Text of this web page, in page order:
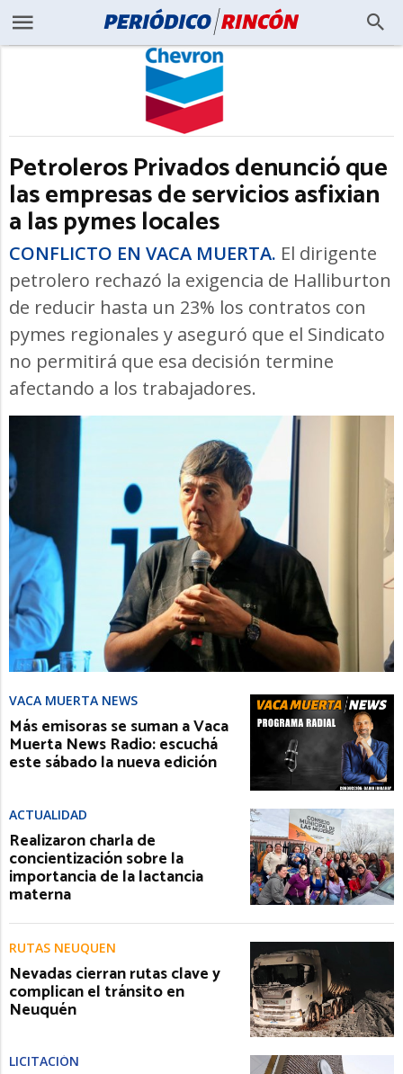
Petroleros Privados denunció que
las empresas de servicios asfixian
a las pymes locales
CONFLICTO EN VACA MUERTA. El dirigente
petrolero rechazó la exigencia de Halliburton
de reducir hasta un 23% los contratos con
pymes regionales y aseguró que el Sindicato
no permitirá que esa decisión termine
afectando a los trabajadores.
VACA MUERTA NEWS
Más emisoras se suman a Vaca
Muerta News Radio: escuchá
este sábado la nueva edición
ACTUALIDAD
Realizaron charla de
concientización sobre la
importancia de la lactancia
materna
RUTAS NEUQUEN
Nevadas cierran rutas clave y
complican el tránsito en
Neuquén
LICITACIÓN